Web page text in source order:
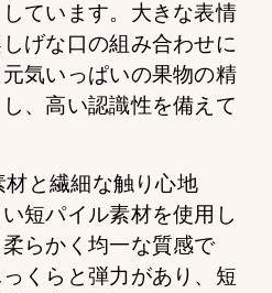
ています。大きな表情
げな口の組み合わせに
気いっぱいの果物の精
、高い認識性を備えて
と繊細な触り心地
短パイル素材を使用し
らかく均一な質感で
くらと弾力があり、短